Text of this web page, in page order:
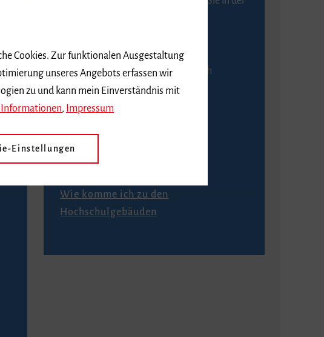
An der Abendkasse ist ausschließlich
Barzahlung möglich.
Anfahrt
Wie komme ich zu den
Hochschulgebäuden
Cookies. Zur funktionalen Ausgestaltung
unseres Angebots erfassen wir
zu und kann mein Einverständnis mit
, Impressum
Einstellungen